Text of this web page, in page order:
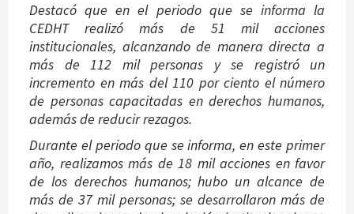
Destacó que en el periodo que se informa la
CEDHT realizó más de 51 mil acciones
institucionales, alcanzando de manera directa a
más de 112 mil personas y se registró un
incremento en más del 110 por ciento el número
de personas capacitadas en derechos humanos,
además de reducir rezagos.
Durante el periodo que se informa, en este primer
año, realizamos más de 18 mil acciones en favor
de los derechos humanos; hubo un alcance de
más de 37 mil personas; se desarrollaron más de